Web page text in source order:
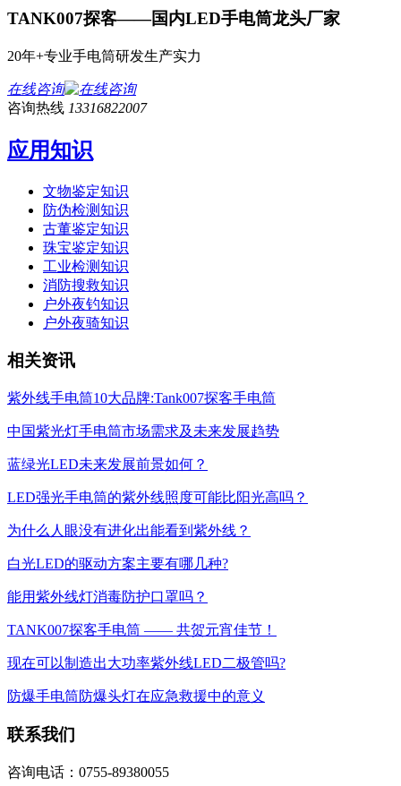
TANK007探客——国内LED手电筒龙头厂家
20年+专业手电筒研发生产实力
在线咨询
咨询热线 13316822007
应用知识
文物鉴定知识
防伪检测知识
古董鉴定知识
珠宝鉴定知识
工业检测知识
消防搜救知识
户外夜钓知识
户外夜骑知识
相关资讯
紫外线手电筒10大品牌:Tank007探客手电筒
中国紫光灯手电筒市场需求及未来发展趋势
蓝绿光LED未来发展前景如何？
LED强光手电筒的紫外线照度可能比阳光高吗？
为什么人眼没有进化出能看到紫外线？
白光LED的驱动方案主要有哪几种?
能用紫外线灯消毒防护口罩吗？
TANK007探客手电筒 —— 共贺元宵佳节！
现在可以制造出大功率紫外线LED二极管吗?
防爆手电筒防爆头灯在应急救援中的意义
联系我们
咨询电话：0755-89380055